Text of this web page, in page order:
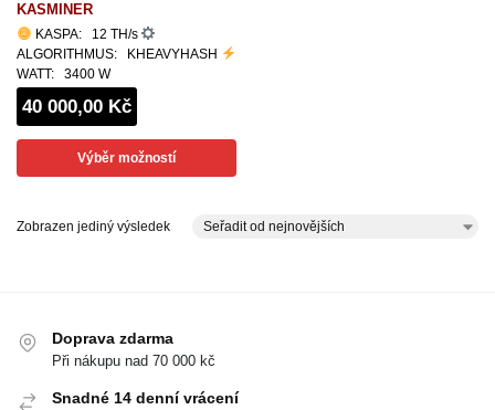
KASMINER
KASPA: 12 TH/s
ALGORITHMUS: KHEAVYHASH
WATT: 3400 W
40 000,00 Kč
Výběr možností
Zobrazen jediný výsledek
Doprava zdarma
Při nákupu nad 70 000 kč
Snadné 14 denní vrácení